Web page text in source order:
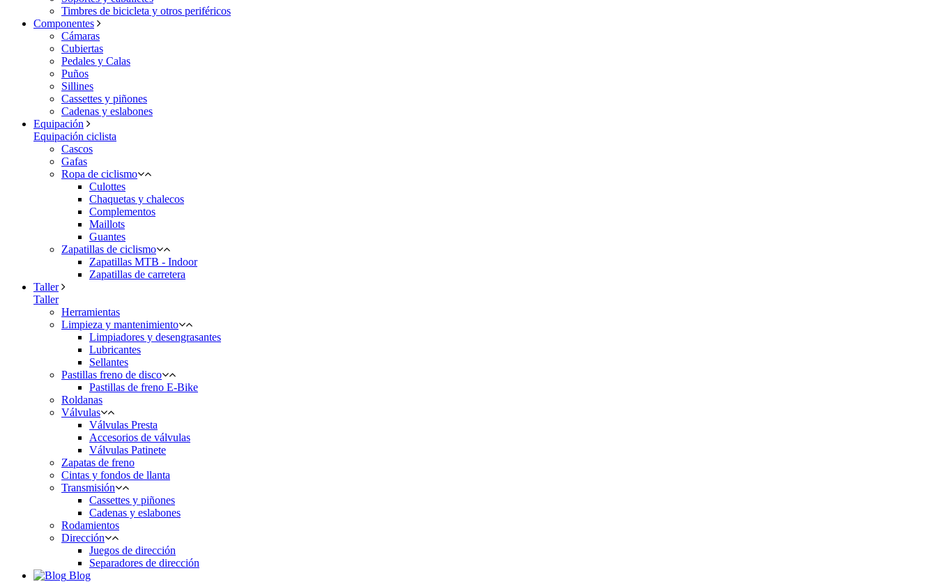
Timbres de bicicleta y otros periféricos
Componentes
Cámaras
Cubiertas
Pedales y Calas
Puños
Sillines
Cassettes y piñones
Cadenas y eslabones
Equipación
Equipación ciclista
Cascos
Gafas
Ropa de ciclismo
Culottes
Chaquetas y chalecos
Complementos
Maillots
Guantes
Zapatillas de ciclismo
Zapatillas MTB - Indoor
Zapatillas de carretera
Taller
Taller
Herramientas
Limpieza y mantenimiento
Limpiadores y desengrasantes
Lubricantes
Sellantes
Pastillas freno de disco
Pastillas de freno E-Bike
Roldanas
Válvulas
Válvulas Presta
Accesorios de válvulas
Válvulas Patinete
Zapatas de freno
Cintas y fondos de llanta
Transmisión
Cassettes y piñones
Cadenas y eslabones
Rodamientos
Dirección
Juegos de dirección
Separadores de dirección
Blog